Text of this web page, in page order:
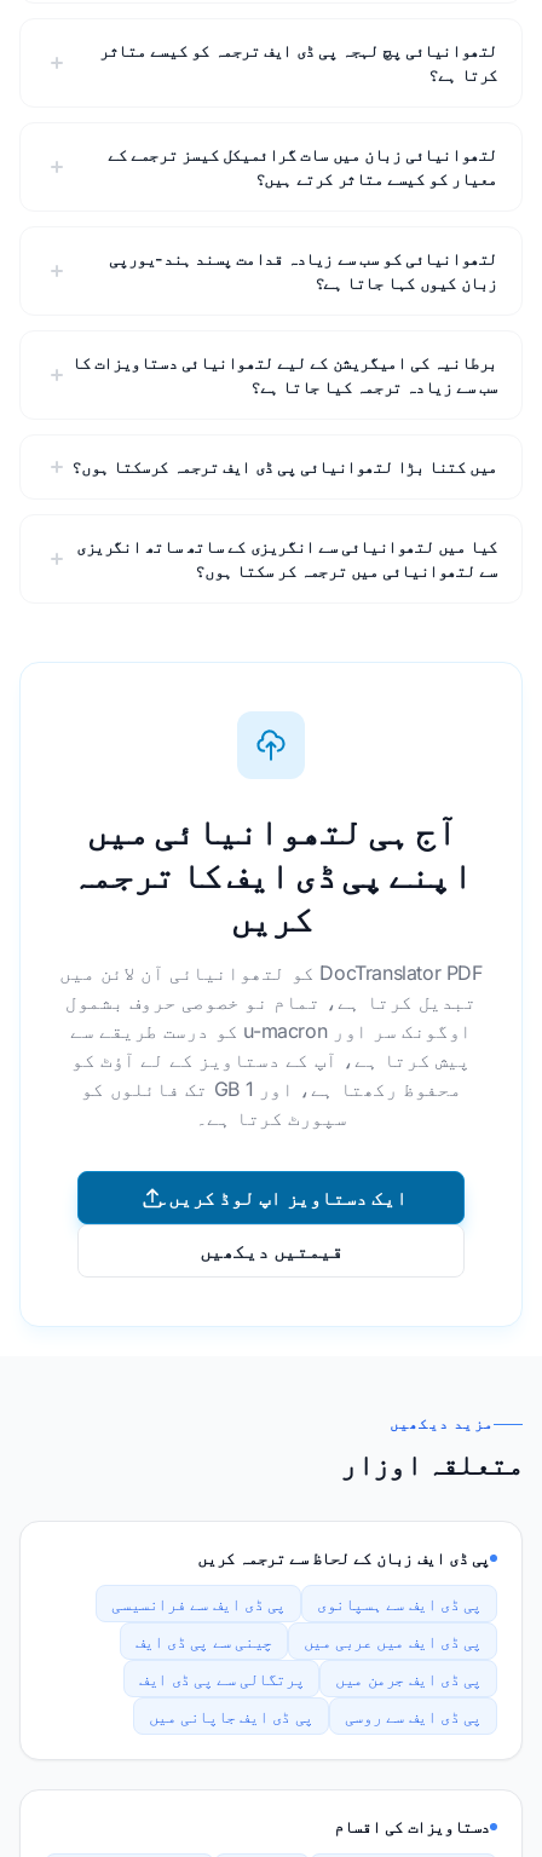
لتھوانیائی پچ لہجہ پی ڈی ایف ترجمہ کو کیسے متاثر
کرتا ہے؟
لتھوانیائی زبان میں سات گرائمیکل کیسز ترجمے کے
معیار کو کیسے متاثر کرتے ہیں؟
لتھوانیائی کو سب سے زیادہ قدامت پسند ہند-یورپی
زبان کیوں کہا جاتا ہے؟
برطانیہ کی امیگریشن کے لیے لتھوانیائی دستاویزات کا
سب سے زیادہ ترجمہ کیا جاتا ہے؟
میں کتنا بڑا لتھوانیائی پی ڈی ایف ترجمہ کرسکتا ہوں؟
کیا میں لتھوانیائی سے انگریزی کے ساتھ ساتھ انگریزی
سے لتھوانیائی میں ترجمہ کر سکتا ہوں؟
آج ہی لتھوانیائی میں
اپنے پی ڈی ایف کا ترجمہ
کریں
DocTranslator PDF کو لتھوانیائی آن لائن میں
تبدیل کرتا ہے، تمام نو خصوصی حروف بشمول
اوگونک سر اور u-macron کو درست طریقے سے
پیش کرتا ہے، آپ کے دستاویز کے لے آؤٹ کو
محفوظ رکھتا ہے، اور 1 GB تک فائلوں کو
سپورٹ کرتا ہے۔
ایک دستاویز اپ لوڈ کریں۔
قیمتیں دیکھیں
مزید دیکھیں
متعلقہ اوزار
پی ڈی ایف زبان کے لحاظ سے ترجمہ کریں
پی ڈی ایف سے ہسپانوی
پی ڈی ایف سے فرانسیسی
پی ڈی ایف میں عربی میں
چینی سے پی ڈی ایف
پی ڈی ایف جرمن میں
پرتگالی سے پی ڈی ایف
پی ڈی ایف سے روسی
پی ڈی ایف جاپانی میں
دستاویزات کی اقسام